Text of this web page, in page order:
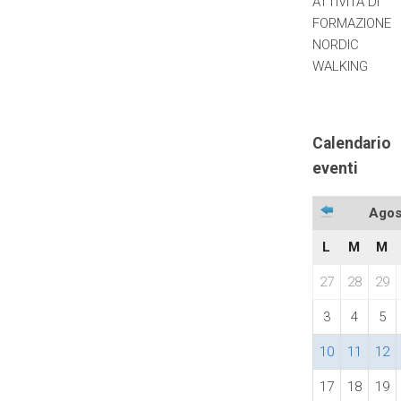
FORMAZIONE
NORDIC
WALKING
Calendario
eventi
L M M
27 28 29
3 4 5
10 11 12
17 18 19